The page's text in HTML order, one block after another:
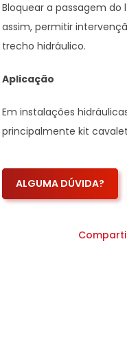
Bloquear a passagem
assim, permitir
trecho hidráulico.
Aplicação
Em instalações
principalmente kit
ALGUMA DÚVIDA?